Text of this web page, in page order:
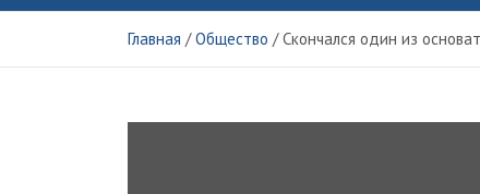
Главная Общество Скончался один из